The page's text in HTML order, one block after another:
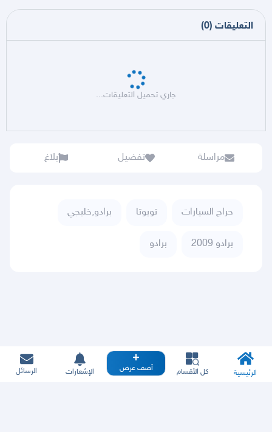
التعليقات (
0
)
جاري تحميل التعليقات...
مراسلة تفضيل بلاغ
حراج السيارات تويوتا برادو,خليجي
برادو 2009 برادو
الرئيسية كل الأقسام أضف عرض الإشعارات الرسائل